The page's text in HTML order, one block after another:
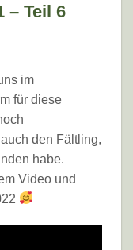
– Teil 6
im
für diese
den Fältling,
habe.
Video und